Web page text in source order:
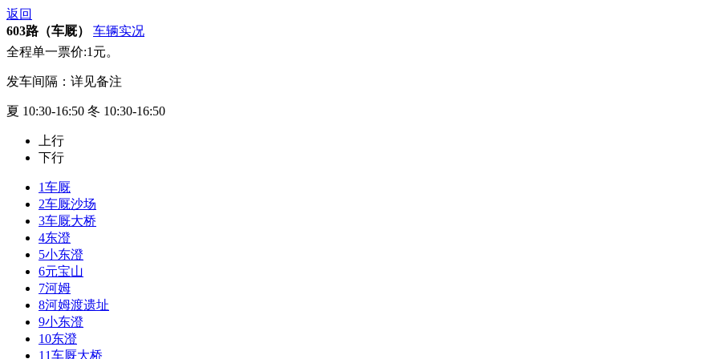
返回
603路（车厩）
车辆实况
全程单一票价:1元。
发车间隔：详见备注
夏 10:30-16:50 冬 10:30-16:50
上行
下行
1车厩
2车厩沙场
3车厩大桥
4东澄
5小东澄
6元宝山
7河姆
8河姆渡遗址
9小东澄
10东澄
11车厩大桥